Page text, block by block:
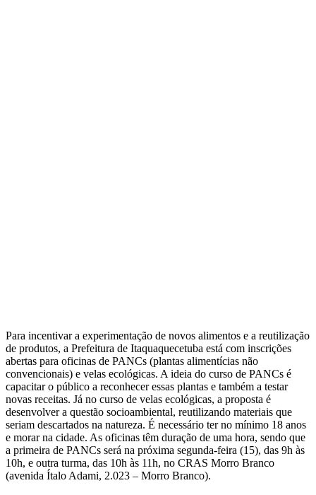
Para incentivar a experimentação de novos alimentos e a reutilização
de produtos, a Prefeitura de Itaquaquecetuba está com inscrições
abertas para oficinas de PANCs (plantas alimentícias não
convencionais) e velas ecológicas. A ideia do curso de PANCs é
capacitar o público a reconhecer essas plantas e também a testar
novas receitas. Já no curso de velas ecológicas, a proposta é
desenvolver a questão socioambiental, reutilizando materiais que
seriam descartados na natureza. É necessário ter no mínimo 18 anos
e morar na cidade. As oficinas têm duração de uma hora, sendo que
a primeira de PANCs será na próxima segunda-feira (15), das 9h às
10h, e outra turma, das 10h às 11h, no CRAS Morro Branco
(avenida Ítalo Adami, 2.023 – Morro Branco).